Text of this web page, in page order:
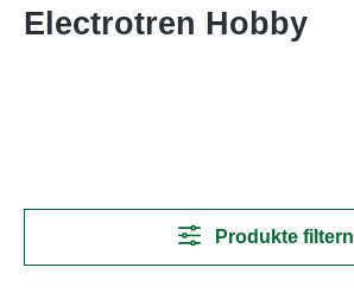
Electrotren Hobby
Produkte filtern